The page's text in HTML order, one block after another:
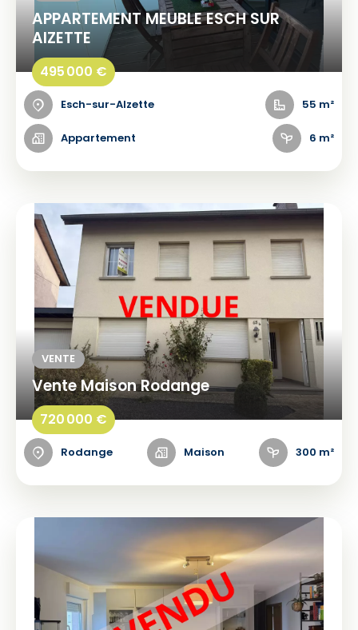
APPARTEMENT MEUBLE ESCH SUR
AlZETTE
495 000 €
Esch-sur-Alzette 55 m²
Appartement 6 m²
VENTE
Vente Maison Rodange
720 000 €
Rodange Maison 300 m²